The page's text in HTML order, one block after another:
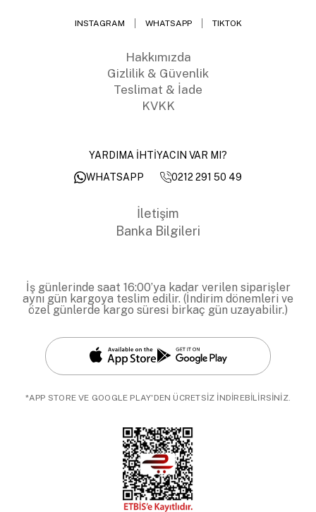
INSTAGRAM WHATSAPP TIKTOK
Hakkımızda
Gizlilik & Güvenlik
Teslimat & İade
KVKK
YARDIMA İHTİYACIN VAR MI?
WHATSAPP
0212 291 50 49
İletişim
Banka Bilgileri
İş günlerinde saat 16:00’ya kadar verilen siparişler
aynı gün kargoya teslim edilir. (İndirim dönemleri ve
özel günlerde kargo süresi birkaç gün uzayabilir.)
*APP STORE VE GOOGLE PLAY'DEN ÜCRETSİZ İNDİREBİLİRSİNİZ.